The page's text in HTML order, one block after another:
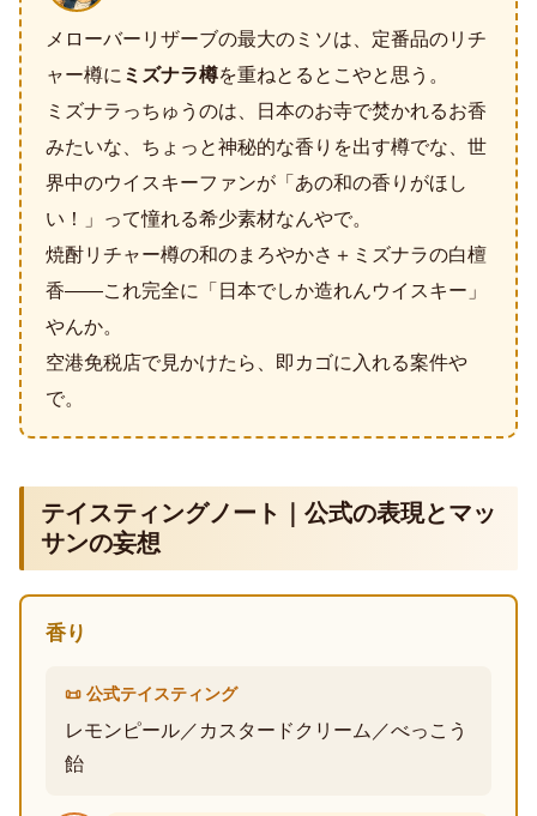
メローバーリザーブの最大のミソは、定番品のリチ
ャー樽に ミズナラ樽を重ねとるとこやと思う。
ミズナラっちゅうのは、日本のお寺で焚かれるお香
みたいな、ちょっと神秘的な香りを出す樽でな、世
界中のウイスキーファンが「あの和の香りがほし
い！」って憧れる希少素材なんやで。
焼酎リチャー樽の和のまろやかさ＋ミズナラの白檀
香——これ完全に「日本でしか造れんウイスキー」
やんか。
空港免税店で見かけたら、即カゴに入れる案件や
で。
テイスティングノート｜公式の表現とマッ
サンの妄想
香り
📜 公式テイスティング
レモンピール／カスタードクリーム／べっこう
飴